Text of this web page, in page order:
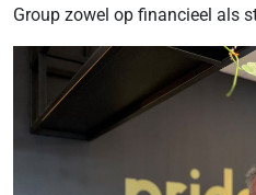
Group zowel op financieel als